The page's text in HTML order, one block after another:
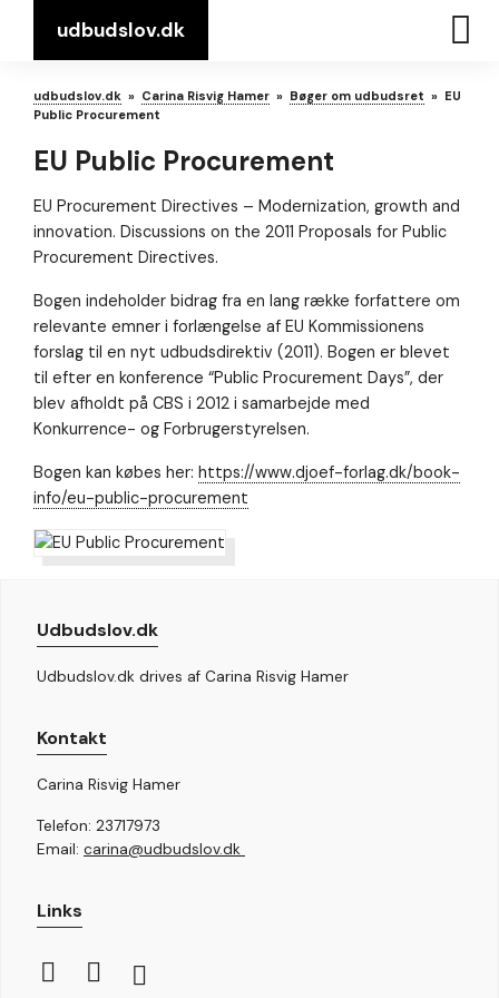
udbudslov.dk
udbudslov.dk » Carina Risvig Hamer » Bøger om udbudsret » EU
Public Procurement
EU Public Procurement
EU Procurement Directives – Modernization, growth and
innovation. Discussions on the 2011 Proposals for Public
Procurement Directives.
Bogen indeholder bidrag fra en lang række forfattere om
relevante emner i forlængelse af EU Kommissionens
forslag til en nyt udbudsdirektiv (2011). Bogen er blevet
til efter en konference “Public Procurement Days”, der
blev afholdt på CBS i 2012 i samarbejde med
Konkurrence- og Forbrugerstyrelsen.
Bogen kan købes her: https://www.djoef-forlag.dk/book-
info/eu-public-procurement
Udbudslov.dk
Udbudslov.dk drives af Carina Risvig Hamer
Kontakt
Carina Risvig Hamer
Telefon: 23717973
Email: carina@udbudslov.dk
Links
Nødvendig
cookies hjælper
aktivere
grundlæggende
såsom side-
områder af
Hjemmesiden
fungere
ordentligt uden
disse cookies.
hjemmeside